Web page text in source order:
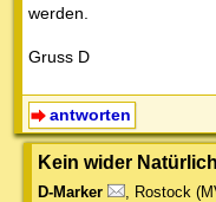
werden.
Gruss D
antworten
Kein wider
D-Marker Rostock